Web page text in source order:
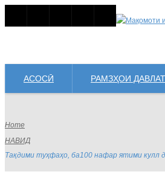
АСОСӢ РАМЗҲОИ
Home
НАВИД
Тақдими туҳфаҳо, ба100 нафар ятими кулл